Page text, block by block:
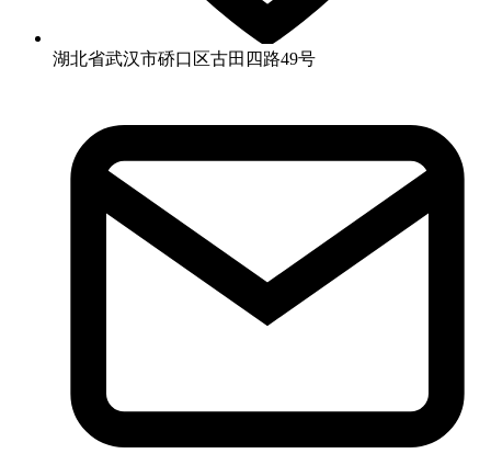
湖北省武汉市硚口区古田四路49号